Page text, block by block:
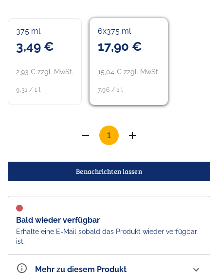
375 ml
3,49 €
2,93 € zzgl. MwSt.
9,31 / 1 l
6x375 ml
17,90 €
15,04 € zzgl. MwSt.
7,96 / 1 l
Benachrichten lassen
Bald wieder verfügbar
Erhalte eine E-Mail sobald das Produkt wieder verfügbar
ist.
Mehr zu diesem Produkt